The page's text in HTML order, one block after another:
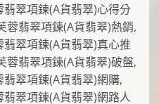
翡翠項鍊(A貨翡翠)心得分
蓉翡翠項鍊(A貨翡翠)熱銷,
翡翠項鍊(A貨翡翠)真心推
蓉翡翠項鍊(A貨翡翠)破盤,
翡翠項鍊(A貨翡翠)網購,
翡翠項鍊(A貨翡翠)網路人